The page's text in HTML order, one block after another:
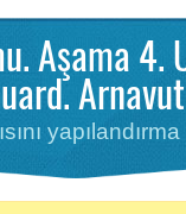
Aşama 4.